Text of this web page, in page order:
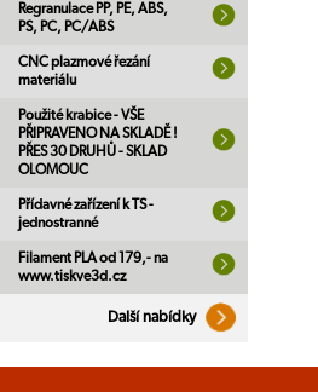
Regranulace PP, PE, ABS,
PS, PC, PC/ABS
CNC plazmové řezání
materiálu
Použité krabice - VŠE
PŘIPRAVENO NA SKLADĚ !
PŘES 30 DRUHŮ - SKLAD
OLOMOUC
Přídavné zařízení k TS -
jednostranné
Filament PLA od 179,- na
www.tiskve3d.cz
Další nabídky